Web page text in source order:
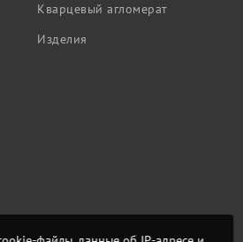
Кварцевый агломерат
Изделия